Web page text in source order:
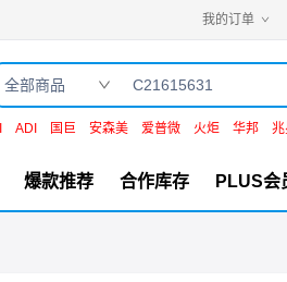
我的订单
全部商品
ADI 国巨 安森美 爱普微 火炬 华邦 兆
爆款推荐 合作库存 PLUS会